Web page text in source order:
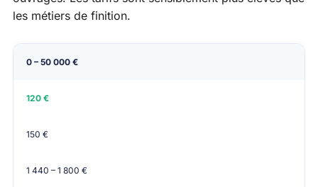
les métiers de finition.
CA annuel
0 – 50 000 €
120 €
150 €
1 440 – 1 800 €